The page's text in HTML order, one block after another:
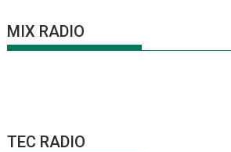
MIX RADIO
TEC RADIO